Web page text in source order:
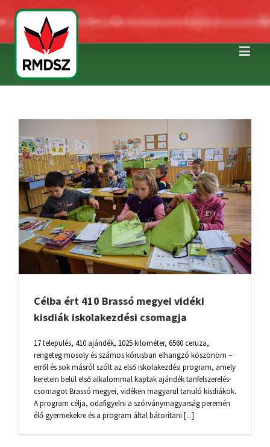
Célba ért 410 Brassó megyei vidéki
kisdiák iskolakezdési csomagja
17 település, 410 ajándék, 1025 kilométer, 6560 ceruza,
rengeteg mosoly és számos kórusban elhangzó köszönöm –
erről és sok másról szólt az első iskolakezdési program, amely
keretein belül első alkalommal kaptak ajándék tanfelszerelés-
csomagot Brassó megyei, vidéken magyarul tanuló kisdiákok.
A program célja, odafigyelni a szórványmagyarság peremén
élő gyermekekre és a program által bátorítani [...]